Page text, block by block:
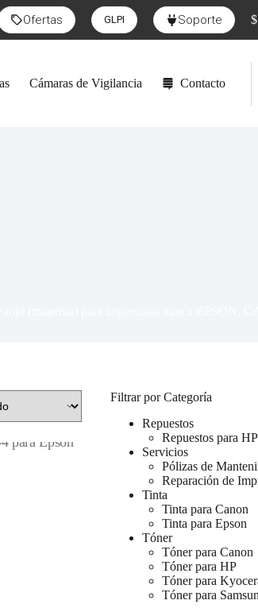
Ofertas GLPI Soporte $
Cámaras de Vigilancia Contacto
Filtrar por Categoría
Repuestos
Repuestos para HP
Servicios
Pólizas de
Reparación de
Tinta
Tinta para Canon
Tinta para Epson
Tóner
Tóner para Canon
Tóner para HP
Tóner para
Tóner para